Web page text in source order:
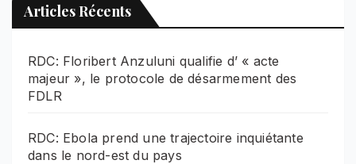
Articles Récents
RDC: Floribert Anzuluni qualifie d’ « acte
majeur », le protocole de désarmement des
FDLR
RDC: Ebola prend une trajectoire inquiétante
dans le nord-est du pays